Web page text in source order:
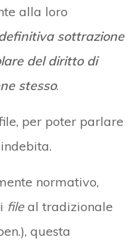
alla loro
sottrazione
del diritto di
stesso.
per poter parlare
normativo,
fileal tradizionale
questa